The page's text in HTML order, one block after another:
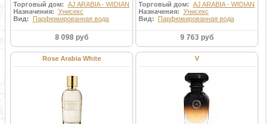
Торговый дом: AJ ARABIA - WIDIAN
Назначения: Унисекс
Вид: Парфюмированная вода
8 098 руб
Торговый дом: AJ ARABIA - WIDIAN
Назначения: Унисекс
Вид: Парфюмированная вода
9 763 руб
Rose Arabia White V